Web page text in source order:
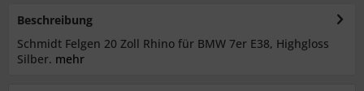
Beschreibung
Schmidt Felgen 20 Zoll Rhino für BMW 7er E38, Highgloss
Silber. mehr